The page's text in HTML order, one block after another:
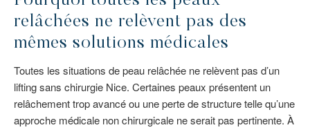
relâchées ne relèvent pas des
mêmes solutions médicales
Toutes les situations de peau relâchée ne relèvent pas d’un
lifting sans chirurgie Nice. Certaines peaux présentent un
relâchement trop avancé ou une perte de structure telle qu’une
approche médicale non chirurgicale ne serait pas pertinente. À